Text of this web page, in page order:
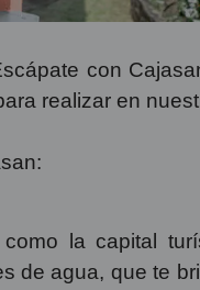
con
realizar en
la capital
de agua, que te